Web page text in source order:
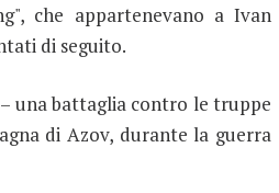
che appartenevano a Ivan
di seguito.
una battaglia contro le truppe
di Azov, durante la guerra